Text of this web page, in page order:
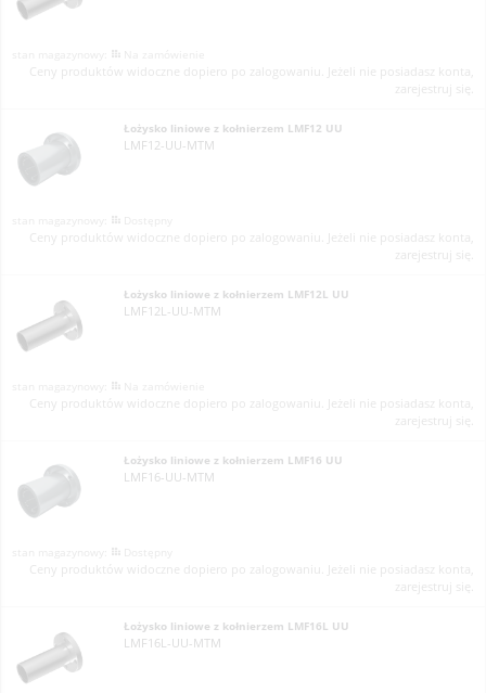
Ceny produktów widoczne dopiero po zalogowaniu. Jeżeli nie posiadasz konta,
zarejestruj się.
Łożysko liniowe z kołnierzem LMF12 UU
LMF12-UU-MTM
Ceny produktów widoczne dopiero po zalogowaniu. Jeżeli nie posiadasz konta,
zarejestruj się.
Łożysko liniowe z kołnierzem LMF12L UU
LMF12L-UU-MTM
Ceny produktów widoczne dopiero po zalogowaniu. Jeżeli nie posiadasz konta,
zarejestruj się.
Łożysko liniowe z kołnierzem LMF16 UU
LMF16-UU-MTM
Ceny produktów widoczne dopiero po zalogowaniu. Jeżeli nie posiadasz konta,
zarejestruj się.
Łożysko liniowe z kołnierzem LMF16L UU
LMF16L-UU-MTM